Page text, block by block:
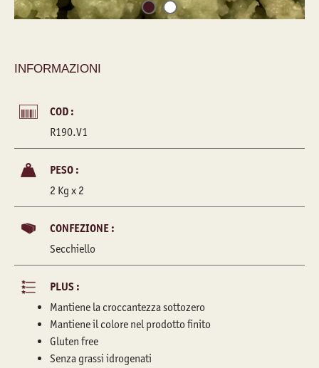
INFORMAZIONI
COD :
R190.V1
PESO :
2 Kg x 2
CONFEZIONE :
Secchiello
PLUS :
Mantiene la croccantezza sottozero
Mantiene il colore nel prodotto finito
Gluten free
Senza grassi idrogenati